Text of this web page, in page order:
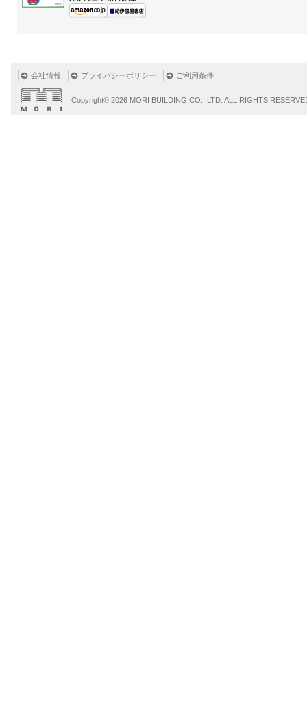
会社情報 プライバシーポリシー ご利用条件
Copyright© 2026 MORI BUILDING CO., LTD. ALL RIGHTS